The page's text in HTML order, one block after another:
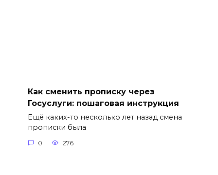
Как сменить прописку через
Госуслуги: пошаговая инструкция
Ещё каких-то несколько лет назад смена
прописки была
0 276